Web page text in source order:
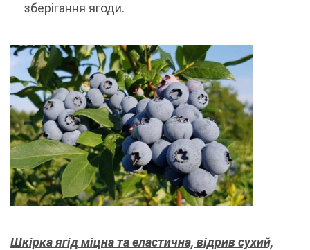
зберігання ягоди.
Шкірка ягід міцна та еластична, відрив сухий,